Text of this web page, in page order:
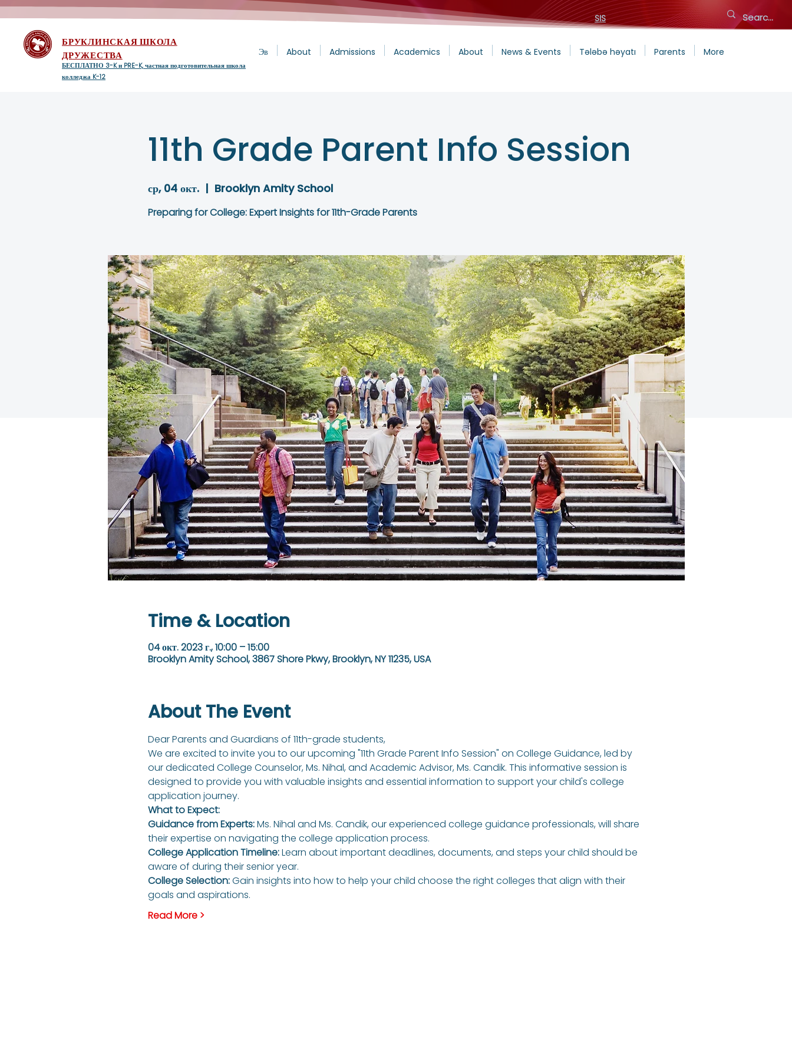
SIS
БРУКЛИНСКАЯ ШКОЛА
ДРУЖЕСТВА
БЕСПЛАТНО 3-K и PRE-K, частная подготовительная школа
колледжа K-12
Эв About Admissions Academics About News & Events Tələbə həyatı Parents More
11th Grade Parent Info Session
ср, 04 окт.
  |
Brooklyn Amity School
Preparing for College: Expert Insights for 11th-Grade Parents
Time & Location
04 окт. 2023 г., 10:00 – 15:00
Brooklyn Amity School, 3867 Shore Pkwy, Brooklyn, NY 11235, USA
About The Event
Dear Parents and Guardians of 11th-grade students,
We are excited to invite you to our upcoming "11th Grade Parent Info Session" on College Guidance, led by
our dedicated College Counselor, Ms. Nihal, and Academic Advisor, Ms. Candik. This informative session is
designed to provide you with valuable insights and essential information to support your child's college
application journey.
What to Expect:
Guidance from Experts: Ms. Nihal and Ms. Candik, our experienced college guidance professionals, will share
their expertise on navigating the college application process.
College Application Timeline: Learn about important deadlines, documents, and steps your child should be
aware of during their senior year.
College Selection: Gain insights into how to help your child choose the right colleges that align with their
goals and aspirations.
Read More >